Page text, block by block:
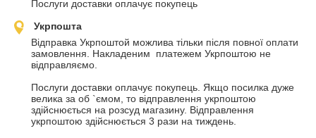
Послуги доставки оплачує покупець
Укрпошта
Відправка Укрпоштой можлива тільки після повної оплати
замовлення. Накладеним  платежем Укрпоштою не
відправляємо.
Послуги доставки оплачує покупець. Якщо посилка дуже
велика за об `ємом, то відправлення укрпоштою
здійснюється на розсуд магазину. Відправлення
укрпоштою здійснюється 3 рази на тиждень.